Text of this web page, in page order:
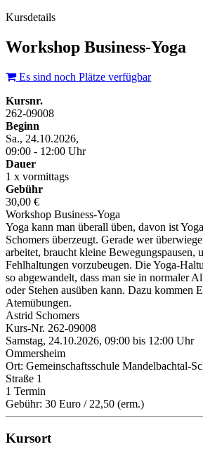
Kursdetails
Workshop Business-Yoga
Es sind noch Plätze verfügbar
Kursnr.
262-09008
Beginn
Sa., 24.10.2026,
09:00 - 12:00 Uhr
Dauer
1 x vormittags
Gebühr
30,00 €
Workshop Business-Yoga
Yoga kann man überall üben, davon ist
Schomers überzeugt. Gerade wer
arbeitet, braucht kleine Bewegungspausen,
Fehlhaltungen vorzubeugen. Die Yoga-
so abgewandelt, dass man sie in normaler
oder Stehen ausüben kann. Dazu kommen
Atemübungen.
Astrid Schomers
Kurs-Nr. 262-09008
Samstag, 24.10.2026, 09:00 bis 12:00 Uhr
Ommersheim
Ort: Gemeinschaftsschule Mandelbachtal-
Straße 1
1 Termin
Gebühr: 30 Euro / 22,50 (erm.)
Kursort